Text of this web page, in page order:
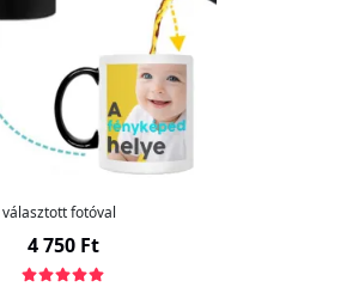
fotóval
4 750 Ft